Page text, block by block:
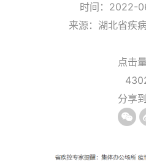
时间：2022-
来源：湖北省疾
点击量
分享到